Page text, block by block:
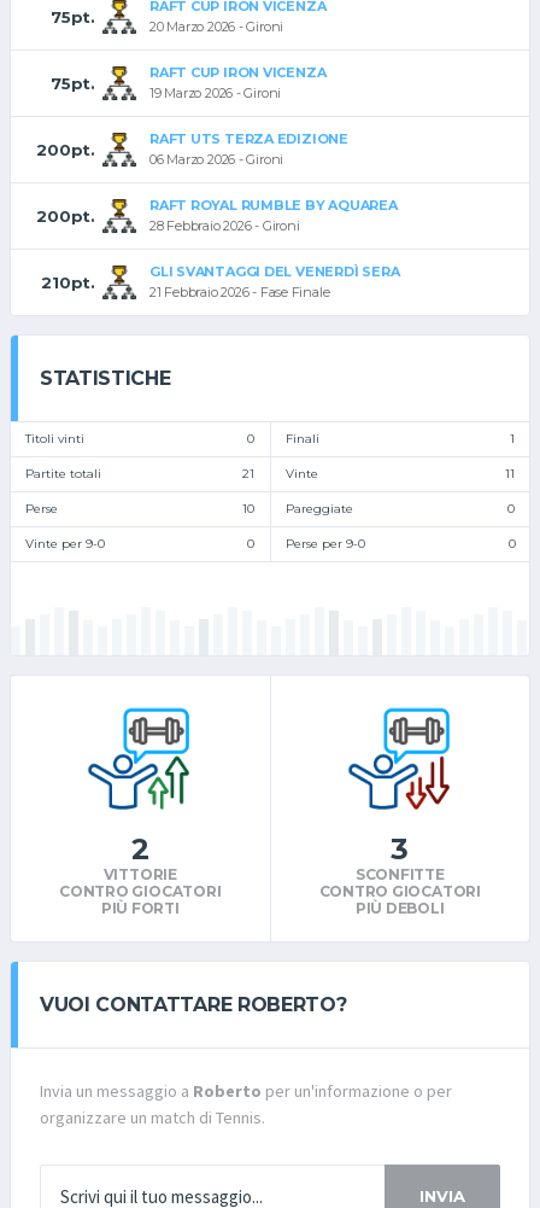
75pt.
RAFT CUP IRON VICENZA
20 Marzo 2026 - Gironi
75pt.
RAFT CUP IRON VICENZA
19 Marzo 2026 - Gironi
200pt.
RAFT UTS TERZA EDIZIONE
06 Marzo 2026 - Gironi
200pt.
RAFT ROYAL RUMBLE BY AQUAREA
28 Febbraio 2026 - Gironi
210pt.
GLI SVANTAGGI DEL VENERDÌ SERA
21 Febbraio 2026 - Fase Finale
STATISTICHE
Titoli vinti 0 Finali 1
Partite totali 21 Vinte 11
Perse 10 Pareggiate 0
Vinte per 9-0 0 Perse per 9-0 0
2
VITTORIE
CONTRO GIOCATORI
PIÙ FORTI
3
SCONFITTE
CONTRO GIOCATORI
PIÙ DEBOLI
VUOI CONTATTARE ROBERTO?
Invia un messaggio a Roberto per un'informazione o per
organizzare un match di Tennis.
INVIA